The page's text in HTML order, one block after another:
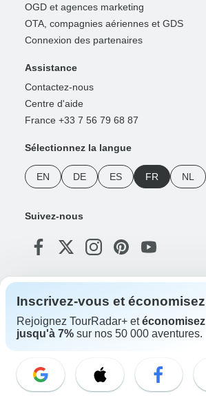
OGD et agences marketing
OTA, compagnies aériennes et GDS
Connexion des partenaires
Assistance
Contactez-nous
Centre d'aide
France +33 7 56 79 68 87
Sélectionnez la langue
EN DE ES FR NL
Suivez-nous
Inscrivez-vous et économisez
Rejoignez TourRadar+ etéconomisez
jusqu'à 7% sur nos 50 000 aventures.